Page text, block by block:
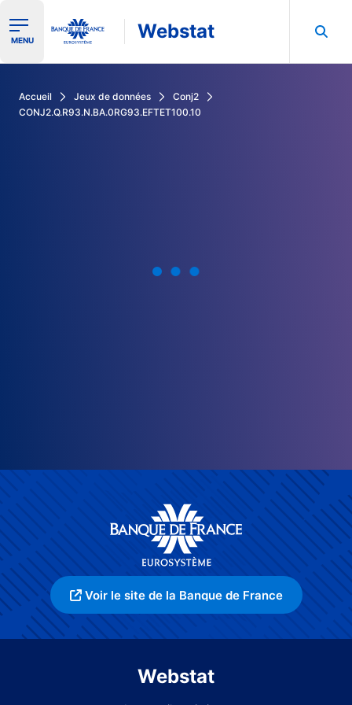
Ouvrir le menu de navigation
MENU Webstat
Accueil Jeux de données
Conj2
CONJ2.Q.R93.N.BA.0RG93.EFTET100.10
Voir le site de la Banque de France
Webstat